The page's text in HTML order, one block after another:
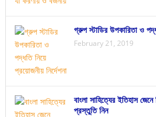
গ্রুপ স্টাডির উপকারিতা ও
February 21, 2019
বাংলা সাহিত্যের ইতিহাস
প্রস্তুতি নিন